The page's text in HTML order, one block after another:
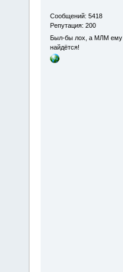
Сообщений: 5418
Репутация: 200
Был-бы лох, а МЛМ ему
найдётся!